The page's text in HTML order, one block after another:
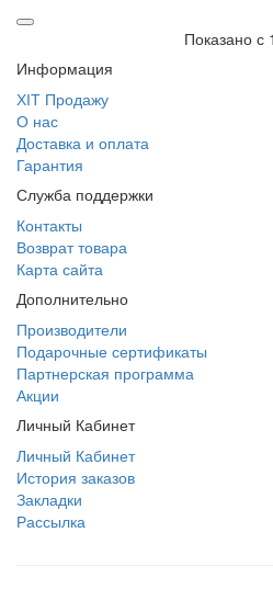
Показано с
Информация
ХІТ Продажу
О нас
Доставка и оплата
Гарантия
Служба поддержки
Контакты
Возврат товара
Карта сайта
Дополнительно
Производители
Подарочные сертификаты
Партнерская программа
Акции
Личный Кабинет
Личный Кабинет
История заказов
Закладки
Рассылка